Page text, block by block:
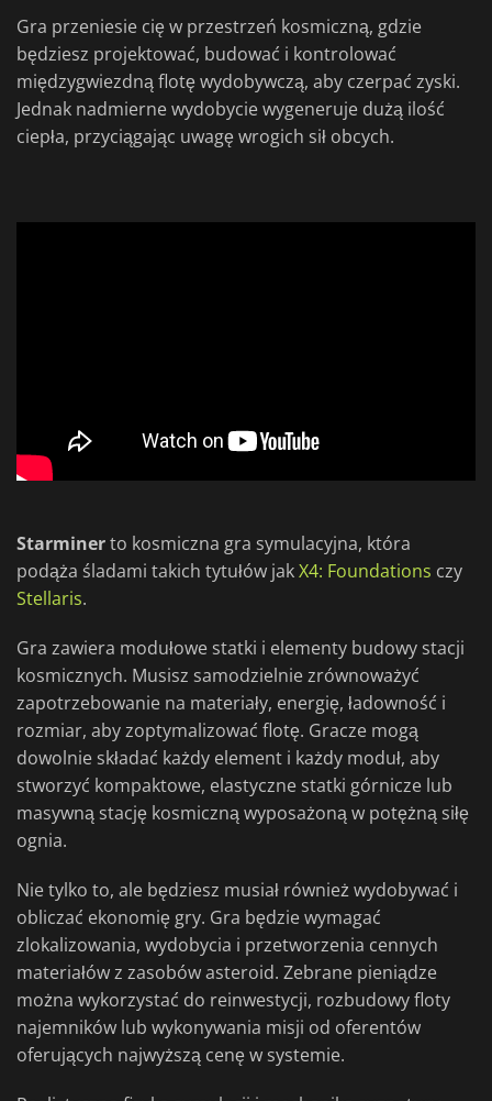
Gra przeniesie cię w przestrzeń kosmiczną, gdzie
będziesz projektować, budować i kontrolować
międzygwiezdną flotę wydobywczą, aby czerpać zyski.
Jednak nadmierne wydobycie wygeneruje dużą ilość
ciepła, przyciągając uwagę wrogich sił obcych.
Starminerto kosmiczna gra symulacyjna, która
podąża śladami takich tytułów jakX4: Foundations czy
Stellaris.
Gra zawiera modułowe statki i elementy budowy stacji
kosmicznych. Musisz samodzielnie zrównoważyć
zapotrzebowanie na materiały, energię, ładowność i
rozmiar, aby zoptymalizować flotę. Gracze mogą
dowolnie składać każdy element i każdy moduł, aby
stworzyć kompaktowe, elastyczne statki górnicze lub
masywną stację kosmiczną wyposażoną w potężną siłę
ognia.
Nie tylko to, ale będziesz musiał również wydobywać i
obliczać ekonomię gry. Gra będzie wymagać
zlokalizowania, wydobycia i przetworzenia cennych
materiałów z zasobów asteroid. Zebrane pieniądze
można wykorzystać do reinwestycji, rozbudowy floty
najemników lub wykonywania misji od oferentów
oferujących najwyższą cenę w systemie.